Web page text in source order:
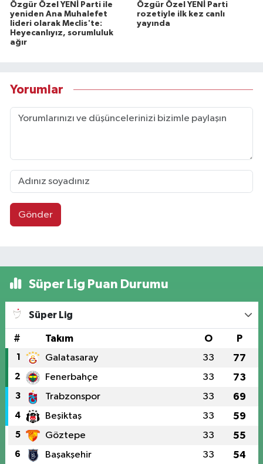
Özgür Özel YENİ Parti ile
yeniden Ana Muhalefet
lideri olarak Meclis'te:
Heyecanlıyız, sorumluluk
ağır
Özgür Özel YENİ Parti
rozetiyle ilk kez canlı
yayında
Yorumlar
Gönder
Süper Lig Puan Durumu
Süper Lig
# Takım O P
1 Galatasaray 33 77
2 Fenerbahçe 33 73
3 Trabzonspor 33 69
4 Beşiktaş 33 59
5 Göztepe 33 55
6 Başakşehir 33 54